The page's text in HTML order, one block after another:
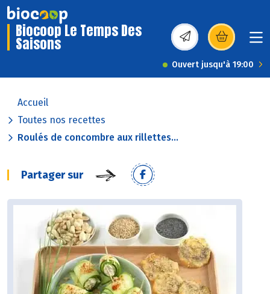
Biocoop Le Temps Des
Saisons (s’ouvre dans une
Ouvert jusqu'à 19:00
Accueil
Toutes nos recettes
Roulés de concombre aux rillettes...
Partager sur